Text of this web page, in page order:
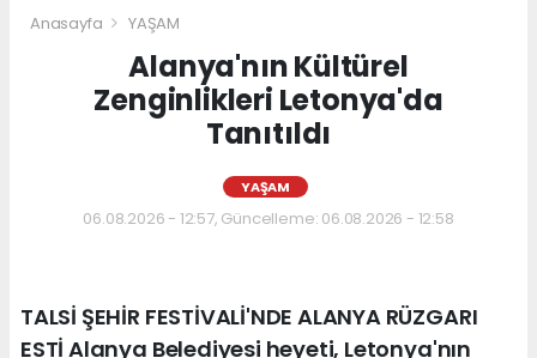
Anasayfa YAŞAM
Alanya'nın Kültürel
Zenginlikleri Letonya'da
Tanıtıldı
YAŞAM
06.08.2026 - 12:57, Güncelleme: 06.08.2026 - 12:58
TALSİ ŞEHİR FESTİVALİ'NDE ALANYA RÜZGARI
ESTİ Alanya Belediyesi heyeti, Letonya'nın